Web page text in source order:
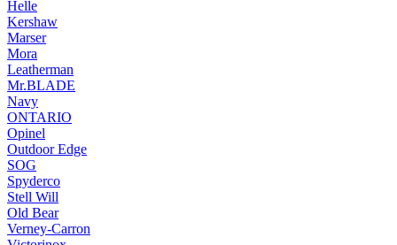
Helle
Kershaw
Marser
Mora
Leatherman
Mr.BLADE
Navy
ONTARIO
Opinel
Outdoor Edge
SOG
Spyderco
Stell Will
Old Bear
Verney-Carron